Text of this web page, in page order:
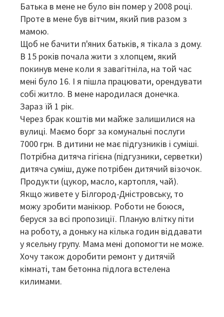
Батька в мене не було він помер у 2008 році.
Проте в мене був вітчим, який пив разом з
мамою.
Щоб не бачити п'яних батьків, я тікала з дому.
В 15 років почала жити з хлопцем, який
покинув мене коли я завагітніла, на той час
мені було 16. І я пішла працювати, орендувати
собі житло. В мене народилася донечка.
Зараз їй 1 рік.
Через брак коштів ми майже залишилися на
вулиці. Маємо борг за комунальні послуги
7000 грн. В дитини не має підгузників і суміші.
Потрібна дитяча гігієна (підгузники, серветки)
дитяча суміш, дуже потрібен дитячий візочок.
Продукти (цукор, масло, картопля, чай).
Якщо живете у Білгород-Дністровську, то
можу зробити манікюр. Роботи не боюся,
беруся за всі пропозиції. Планую влітку піти
на роботу, а доньку на кілька годин віддавати
у ясельну групу. Мама мені допомогти не може.
Хочу також доробити ремонт у дитячій
кімнаті, там бетонна підлога встелена
килимами.